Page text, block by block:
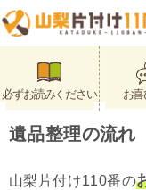
必ずお読みください お
遺品整理の流れ
山梨片付け110番の